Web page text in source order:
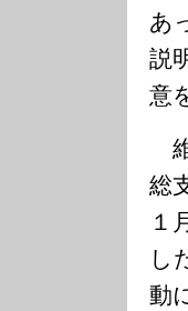
あ
説
意
総
１
し
動